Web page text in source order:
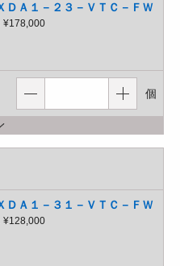
Ａ１－２３－ＶＴＣ－ＦＷ
¥178,000
個
Ａ１－３１－ＶＴＣ－ＦＷ
¥128,000